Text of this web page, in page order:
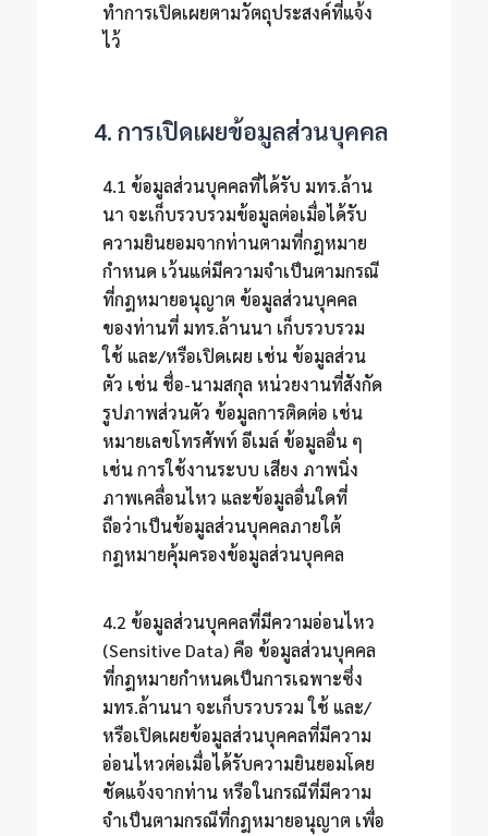
ทำการเปิดเผยตามวัตถุประสงค์ที่แจ้ง
ไว้
4. การเปิดเผยข้อมูลส่วนบุคคล
4.1 ข้อมูลส่วนบุคคลที่ได้รับ มทร.ล้าน
นา จะเก็บรวบรวมข้อมูลต่อเมื่อได้รับ
ความยินยอมจากท่านตามที่กฎหมาย
กำหนด เว้นแต่มีความจำเป็นตามกรณี
ที่กฎหมายอนุญาต ข้อมูลส่วนบุคคล
ของท่านที่ มทร.ล้านนา เก็บรวบรวม
ใช้ และ/หรือเปิดเผย เช่น ข้อมูลส่วน
ตัว เช่น ชื่อ-นามสกุล หน่วยงานที่สังกัด
รูปภาพส่วนตัว ข้อมูลการติดต่อ เช่น
หมายเลขโทรศัพท์ อีเมล์ ข้อมูลอื่น ๆ
เช่น การใช้งานระบบ เสียง ภาพนิ่ง
ภาพเคลื่อนไหว และข้อมูลอื่นใดที่
ถือว่าเป็นข้อมูลส่วนบุคคลภายใต้
กฎหมายคุ้มครองข้อมูลส่วนบุคคล
4.2 ข้อมูลส่วนบุคคลที่มีความอ่อนไหว
(Sensitive Data) คือ ข้อมูลส่วนบุคคล
ที่กฎหมายกำหนดเป็นการเฉพาะซึ่ง
มทร.ล้านนา จะเก็บรวบรวม ใช้ และ/
หรือเปิดเผยข้อมูลส่วนบุคคลที่มีความ
อ่อนไหวต่อเมื่อได้รับความยินยอมโดย
ชัดแจ้งจากท่าน หรือในกรณีที่มีความ
จำเป็นตามกรณีที่กฎหมายอนุญาต เพื่อ